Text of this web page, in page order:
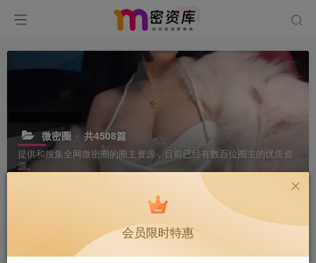
微密圈 共4508篇
提供和搜集全网微密圈的圈主资源，目前已经有数百位圈主的优质资
源。
评论
会员限时特惠